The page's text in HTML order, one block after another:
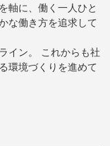
軸に、働く一人ひと
な働き方を追求して
イン。 これからも社
環境づくりを進めて